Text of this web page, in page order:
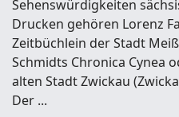
Sehenswürdigkeiten
Drucken gehören Lorenz
Zeitbüchlein der Stadt
Schmidts Chronica Cynea
alten Stadt Zwickau
Der ...